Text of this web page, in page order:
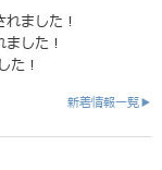
ました！
した！
た！
新着情報一覧▶